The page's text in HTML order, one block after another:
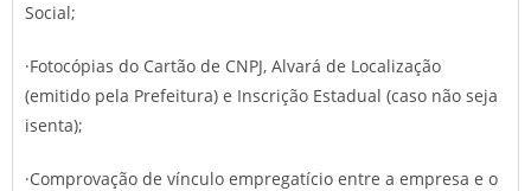
Social;
·Fotocópias do Cartão de CNPJ, Alvará de Localização
(emitido pela Prefeitura) e Inscrição Estadual (caso não seja
isenta);
·Comprovação de vínculo empregatício entre a empresa e o